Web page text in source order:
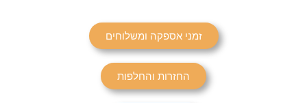
זמני אספקה ומשלוחים
החזרות והחלפות